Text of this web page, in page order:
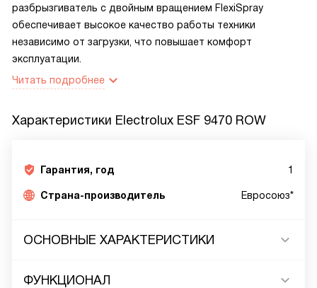
разбрызгиватель с двойным вращением FlexiSpray
обеспечивает высокое качество работы техники
независимо от загрузки, что повышает комфорт
эксплуатации.
Читать подробнее
Характеристики Electrolux ESF 9470 ROW
Гарантия, год 1
Страна-производитель Евросоюз*
ОСНОВНЫЕ ХАРАКТЕРИСТИКИ
ФУНКЦИОНАЛ